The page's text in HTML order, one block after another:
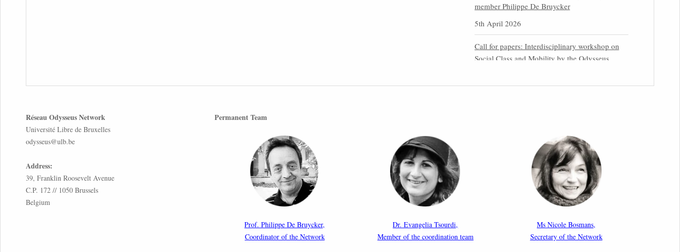
member Philippe De Bruycker
5th April 2026
Call for papers: Interdisciplinary workshop on
Social Class and Mobility by the Odysseus
31st March 2026
Inaugural lecture by our member Lilian Tsourdi:
“Rethinking European Migration Law and
Policy: Constitutional Foundations,
Réseau Odysseus Network
Université Libre de Bruxelles
odysseus@ulb.be
Address:
39, Franklin Roosevelt Avenue
C.P. 172 // 1050 Brussels
Belgium
Permanent Team
Prof. Philippe De Bruycker,
Coordinator of the Network
Dr. Evangelia Tsourdi,
Member of the coordination team
Ms Nicole Bosmans,
Secretary of the Network